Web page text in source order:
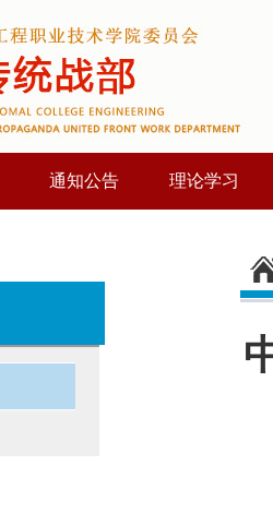
通知公告 理论学习